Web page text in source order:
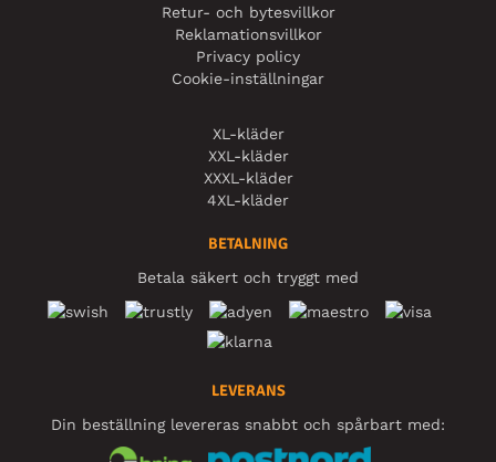
Retur- och bytesvillkor
Reklamationsvillkor
Privacy policy
Cookie-inställningar
XL-kläder
XXL-kläder
XXXL-kläder
4XL-kläder
BETALNING
Betala säkert och tryggt med
LEVERANS
Din beställning levereras snabbt och spårbart med: